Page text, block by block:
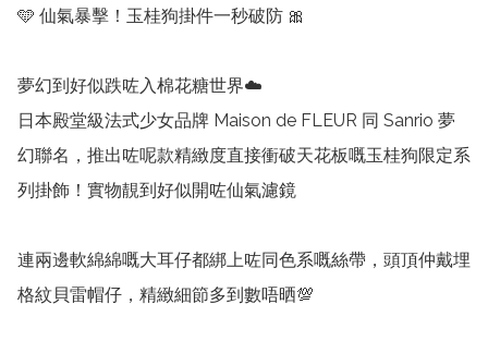
🩵 仙氣暴擊！玉桂狗掛件一秒破防 🎀
夢幻到好似跌咗入棉花糖世界☁️
日本殿堂級法式少女品牌 Maison de FLEUR 同 Sanrio 夢
幻聯名，推出咗呢款精緻度直接衝破天花板嘅玉桂狗限定系
列掛飾！實物靚到好似開咗仙氣濾鏡
連兩邊軟綿綿嘅大耳仔都綁上咗同色系嘅絲帶，頭頂仲戴埋
格紋貝雷帽仔，精緻細節多到數唔晒💯